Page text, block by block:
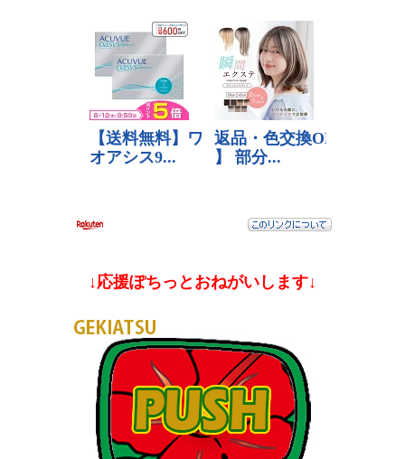
↓応援ぽちっとおねがいします↓